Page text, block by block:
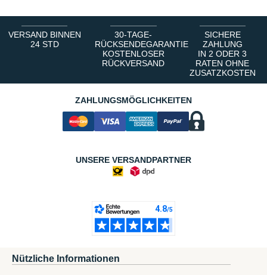
VERSAND BINNEN
24 STD
30-TAGE-
RÜCKSENDEGARANTIE
KOSTENLOSER
RÜCKVERSAND
SICHERE
ZAHLUNG
IN 2 ODER 3
RATEN OHNE
ZUSATZKOSTEN
ZAHLUNGSMÖGLICHKEITEN
UNSERE VERSANDPARTNER
Nützliche Informationen